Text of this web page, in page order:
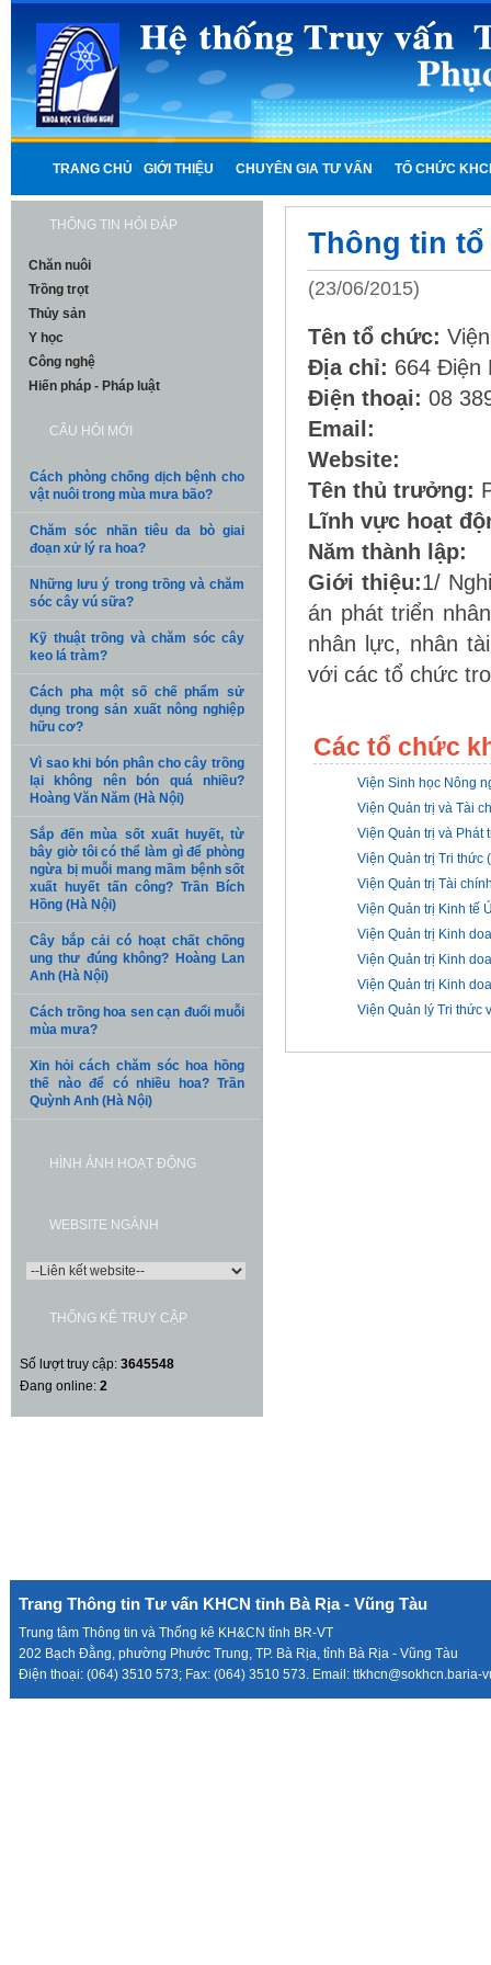
TRANG CHỦ GIỚI THIỆU CHUYÊN GIA TƯ VẤN TỔ CHỨC
THÔNG TIN HỎI ĐÁP
Chăn nuôi
Trồng trọt
Thủy sản
Y học
Công nghệ
Hiến pháp - Pháp luật
CÂU HỎI MỚI
Cách phòng chống dịch bệnh cho
vật nuôi trong mùa mưa bão?
Chăm sóc nhãn tiêu da bò giai
đoạn xử lý ra hoa?
Những lưu ý trong trồng và chăm
sóc cây vú sữa?
Kỹ thuật trồng và chăm sóc cây
keo lá tràm?
Cách pha một số chế phẩm sử
dụng trong sản xuất nông nghiệp
hữu cơ?
Vì sao khi bón phân cho cây trồng
lại không nên bón quá nhiều?
Hoàng Văn Năm (Hà Nội)
Sắp đến mùa sốt xuất huyết, từ
bây giờ tôi có thể làm gì để phòng
ngừa bị muỗi mang mầm bệnh sốt
xuất huyết tấn công? Trần Bích
Hồng (Hà Nội)
Cây bắp cải có hoạt chất chống
ung thư đúng không? Hoàng Lan
Anh (Hà Nội)
Cách trồng hoa sen cạn đuổi muỗi
mùa mưa?
Xin hỏi cách chăm sóc hoa hồng
thế nào để có nhiều hoa? Trần
Quỳnh Anh (Hà Nội)
HÌNH ẢNH HOẠT ĐỘNG
WEBSITE NGÀNH
THỐNG KÊ TRUY CẬP
Số lượt truy cập: 3645548
Đang online: 2
Thông tin
(23/06/2015)
Tên tổ chức:
Địa chỉ: 664 Điện
Điện thoại: 08
Email:
Website:
Tên thủ trưởng:
Lĩnh vực hoạt
Năm thành lập:
Giới thiệu:1/
án phát triển
nhân lực, nhân
với các tổ chức
Các tổ chức
Viện Sinh học Nông
Viện Quản trị và Tài
Viện Quản trị và Phát
Viện Quản trị Tri thức
Viện Quản trị Tài
Viện Quản trị Kinh tế
Viện Quản trị Kinh
Viện Quản trị Kinh
Viện Quản trị Kinh
Viện Quản lý Tri thức
Trang Thông tin Tư vấn KHCN tỉnh Bà Rịa - Vũng Tàu
Trung tâm Thông tin và Thống kê KH&CN tỉnh BR-VT
202 Bạch Đằng, phường Phước Trung, TP. Bà Rịa, tỉnh Bà Rịa - Vũng Tàu
Điện thoại: (064) 3510 573; Fax: (064) 3510 573. Email: ttkhcn@sokhcn.baria-